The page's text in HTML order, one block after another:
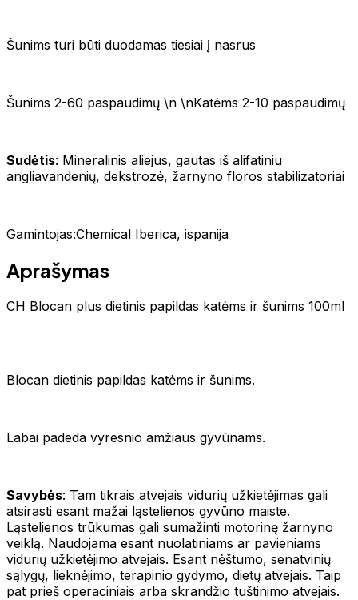
Šunims turi būti duodamas tiesiai į nasrus
Šunims 2-60 paspaudimų \n \nKatėms 2-10 paspaudimų
Sudėtis: Mineralinis aliejus, gautas iš alifatiniu
angliavandenių, dekstrozė, žarnyno floros stabilizatoriai
Gamintojas:Chemical Iberica, ispanija
Aprašymas
CH Blocan plus dietinis papildas katėms ir šunims 100ml
Blocan dietinis papildas katėms ir šunims.
Labai padeda vyresnio amžiaus gyvūnams.
Savybės: Tam tikrais atvejais vidurių užkietėjimas gali
atsirasti esant mažai ląstelienos gyvūno maiste.
Ląstelienos trūkumas gali sumažinti motorinę žarnyno
veiklą. Naudojama esant nuolatiniams ar pavieniams
vidurių užkietėjimo atvejais. Esant nėštumo, senatvinių
sąlygų, lieknėjimo, terapinio gydymo, dietų atvejais. Taip
pat prieš operaciniais arba skrandžio tuštinimo atvejais.